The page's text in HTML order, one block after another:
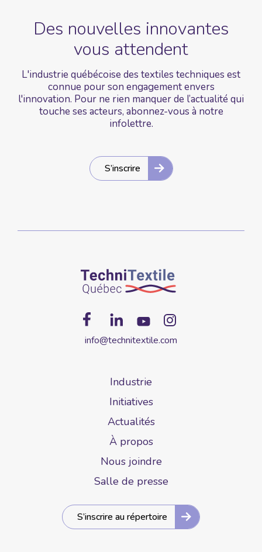
Des nouvelles innovantes
vous attendent
L'industrie québécoise des textiles techniques est
connue pour son engagement envers
l'innovation. Pour ne rien manquer de l’actualité qui
touche ses acteurs, abonnez-vous à notre
infolettre.
S’inscrire
info@technitextile.com
Industrie
Initiatives
Actualités
À propos
Nous joindre
Salle de presse
S’inscrire au répertoire